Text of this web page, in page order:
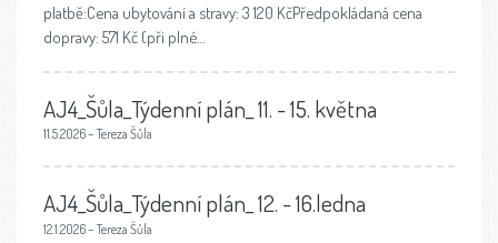
platbě:Cena ubytování a stravy: 3 120 KčPředpokládaná cena
dopravy: 571 Kč (při plné…
AJ4_Šůla_Týdenní plán_ 11. - 15. května
11.5.2026 – Tereza Šůla
AJ4_Šůla_Týdenní plán_ 12. - 16.ledna
12.1.2026 – Tereza Šůla